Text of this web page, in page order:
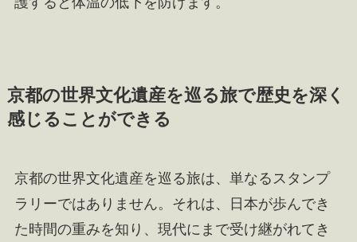
京都の世界文化遺産を巡る旅で歴史を深く
感じることができる
京都の世界文化遺産を巡る旅は、単なるスタンプ
ラリーではありません。それは、日本が歩んでき
た時間の重みを知り、現代にまで受け継がれてき